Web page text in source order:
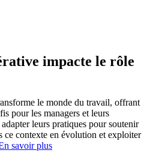
impacte le rôle
le monde du travail, offrant
pour les managers et leurs
leurs pratiques pour soutenir
ce contexte en évolution et exploiter
savoir plus